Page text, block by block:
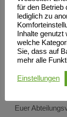
den Vereinen
uns die
Haltet euch
damit wir bei
Fehlstart
Euer
für den Betrieb
lediglich zu
Inhalte genutzt
welche
Sie, dass auf
mehr alle
Einstellungen